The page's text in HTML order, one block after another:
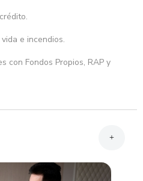
e incendios.
con Fondos Propios, RAP y
+
Productos.